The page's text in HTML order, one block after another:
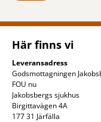
- Klicka för att
Här finns vi
Leveransadress
Godsmottagningen
FOU nu
Jakobsbergs sjukhus
Birgittavägen 4A
177 31 Järfälla